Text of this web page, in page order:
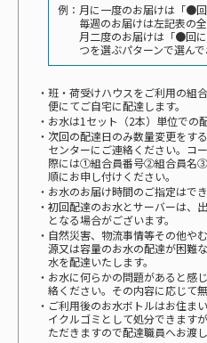
例：月に一度のお届けは「●回
毎週のお届けは左記表の
月二度のお届けは「●回
つを選ぶパターンで選んで
・班・荷受けハウスをご利用の組
便にてご自宅に配達します。
・お水は1セット（2本）単位での
・次回の配達日のみ数量変更をす
センターにご連絡ください。コ
際には①組合員番号②組合員名③
順にお申し付けください。
・お水のお届け時間のご指定はでき
・初回配達のお水とサーバーは、
となる場合がございます。
・自然災害、物流事情等その他や
源又は容量のお水の配達が困難
水を配達いたします。
・お水に何らかの問題があると感
絡ください。その内容に応じて
・ご利用後のお水ボトルはお住ま
イクルゴミとして処分できます
ただきますので配達職員へお渡し